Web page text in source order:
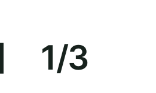
1/3